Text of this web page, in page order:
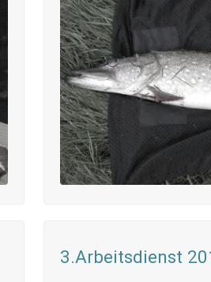
3.Arbeitsdienst